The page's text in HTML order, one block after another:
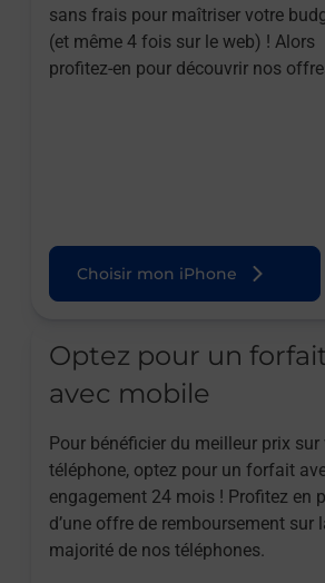
sans frais pour maîtriser votre
(et même 4 fois sur le web) ! Alors
profitez-en pour découvrir nos
Choisir mon iPhone
Optez pour un
avec mobile
Pour bénéficier du meilleur prix sur
téléphone, optez pour un forfait
engagement 24 mois ! Profitez en
d’une offre de remboursement sur
majorité de nos téléphones.